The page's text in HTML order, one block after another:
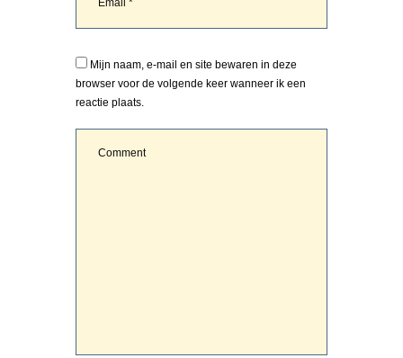
Mijn naam, e-mail en site bewaren in deze
browser voor de volgende keer wanneer ik een
reactie plaats.